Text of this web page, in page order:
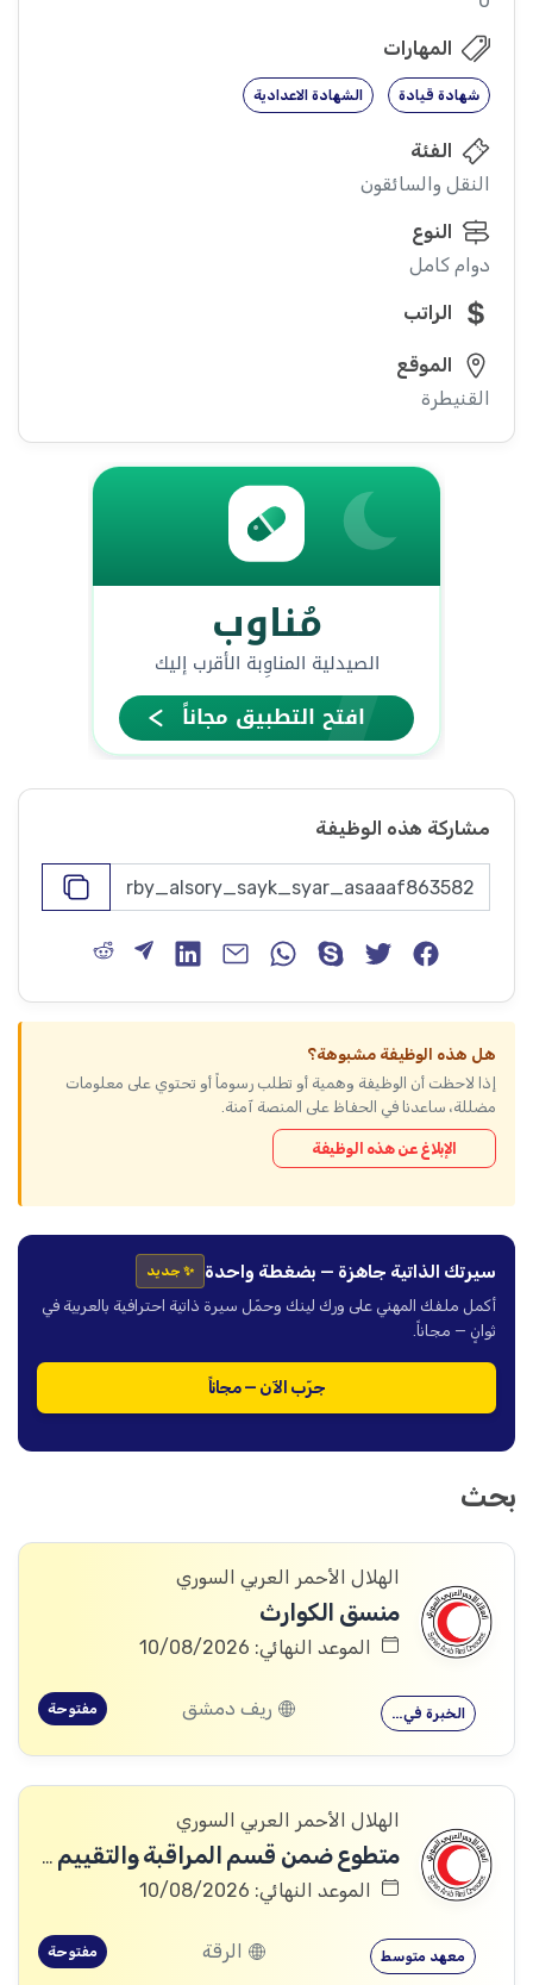
المهارات
شهادة قيادة الشهادة الاعدادية
الفئة
النقل والسائقون
النوع
دوام كامل
الراتب
الموقع
القنيطرة
مشاركة هذه الوظيفة
هل هذه الوظيفة مشبوهة؟
إذا لاحظت أن الوظيفة وهمية أو تطلب رسوماً أو تحتوي على معلومات
مضللة، ساعدنا في الحفاظ على المنصة آمنة.
الإبلاغ عن هذه الوظيفة
سيرتك الذاتية جاهزة — بضغطة واحدة ✨ جديد
أكمل ملفك المهني على ورك لينك وحمّل سيرة ذاتية احترافية بالعربية في
ثوانٍ — مجاناً.
جرّب الآن — مجاناً
بحث
الهلال الأحمر العربي السوري
منسق الكوارث
الموعد النهائي: 10/08/2026
الخبرة في… ريف دمشق مفتوحة
الهلال الأحمر العربي السوري
متطوع ضمن قسم المراقبة والتقييم والتعلم (MEAL)
الموعد النهائي: 10/08/2026
معهد متوسط الرقة مفتوحة